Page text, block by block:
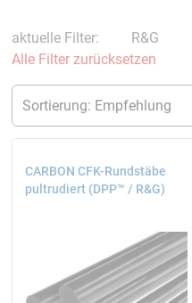
aktuelle Filter: R&G
Alle Filter zurücksetzen
CARBON CFK-Rundstäbe
pultrudiert (DPP™ / R&G)